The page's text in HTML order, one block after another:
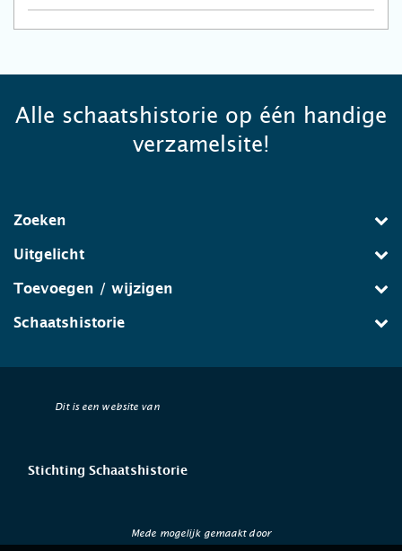
Alle schaatshistorie op één handige
verzamelsite!
Zoeken
Uitgelicht
Toevoegen / wijzigen
Schaatshistorie
Dit is een website van
Stichting Schaatshistorie
Mede mogelijk gemaakt door